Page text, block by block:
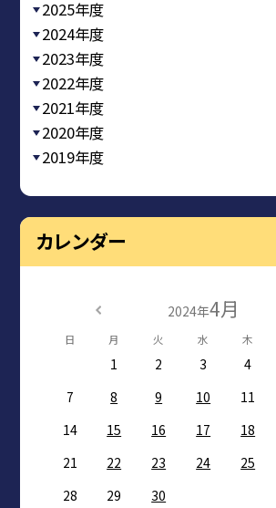
2025年度
2024年度
2023年度
2022年度
2021年度
2020年度
2019年度
カレンダー
2024年4月
日 月 火 水 木
1 2 3 4
7
8 9 10 11
14
15 16 17 18
21
22 23 24 25
28
29 30